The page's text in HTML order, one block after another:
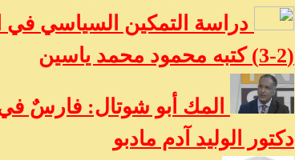
دراسة التمكين السياسي في
(2-3) كتبه محمود محمد ياسين
المك أبو شوتال: فارسٌ
دكتور الوليد آدم مادبو